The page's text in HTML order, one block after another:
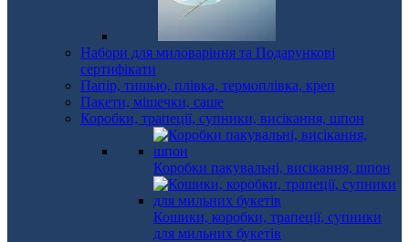
Набори для миловаріння та Подарункові
сертифікати
Папір, тишью, плівка, термоплівка, креп
Пакети, мішечки, саше
Коробки, трапеції, супники, висікання, шпон
Коробки пакувальні, висікання, шпон
Кошики, коробки, трапеції, супники
для мильних букетів